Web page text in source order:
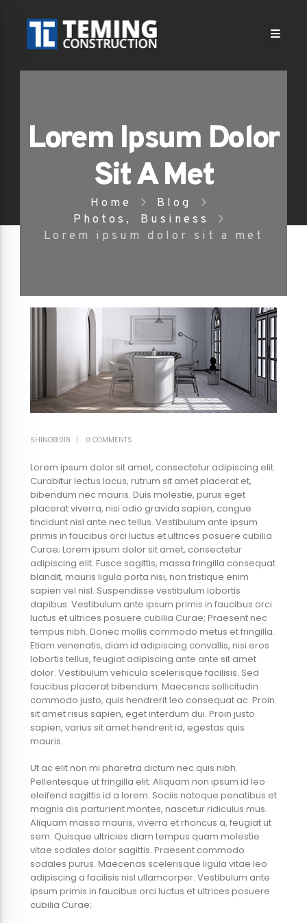
Lorem Ipsum Dolor
Sit A Met
Home
Blog
Photos ,
Business
Lorem ipsum dolor sit a met
SHINOBI018 0 COMMENTS
Lorem ipsum dolor sit amet, consectetur adipiscing elit.
Curabitur lectus lacus, rutrum sit amet placerat et,
bibendum nec mauris. Duis molestie, purus eget
placerat viverra, nisi odio gravida sapien, congue
tincidunt nisl ante nec tellus. Vestibulum ante ipsum
primis in faucibus orci luctus et ultrices posuere cubilia
Curae; Lorem ipsum dolor sit amet, consectetur
adipiscing elit. Fusce sagittis, massa fringilla consequat
blandit, mauris ligula porta nisi, non tristique enim
sapien vel nisl. Suspendisse vestibulum lobortis
dapibus. Vestibulum ante ipsum primis in faucibus orci
luctus et ultrices posuere cubilia Curae; Praesent nec
tempus nibh. Donec mollis commodo metus et fringilla.
Etiam venenatis, diam id adipiscing convallis, nisi eros
lobortis tellus, feugiat adipiscing ante ante sit amet
dolor. Vestibulum vehicula scelerisque facilisis. Sed
faucibus placerat bibendum. Maecenas sollicitudin
commodo justo, quis hendrerit leo consequat ac. Proin
sit amet risus sapien, eget interdum dui. Proin justo
sapien, varius sit amet hendrerit id, egestas quis
mauris.
Ut ac elit non mi pharetra dictum nec quis nibh.
Pellentesque ut fringilla elit. Aliquam non ipsum id leo
eleifend sagittis id a lorem. Sociis natoque penatibus et
magnis dis parturient montes, nascetur ridiculus mus.
Aliquam massa mauris, viverra et rhoncus a, feugiat ut
sem. Quisque ultricies diam tempus quam molestie
vitae sodales dolor sagittis. Praesent commodo
sodales purus. Maecenas scelerisque ligula vitae leo
adipiscing a facilisis nisl ullamcorper. Vestibulum ante
ipsum primis in faucibus orci luctus et ultrices posuere
cubilia Curae;